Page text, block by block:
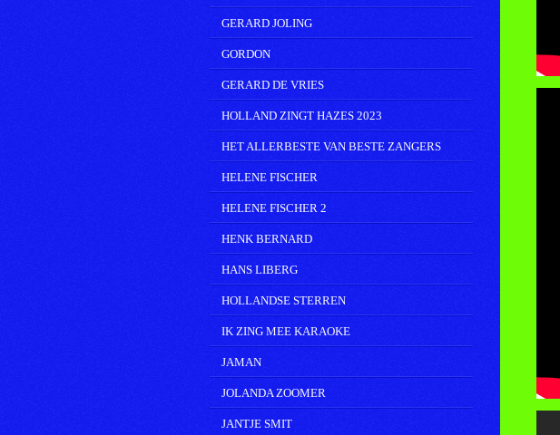
GERARD JOLING
GORDON
GERARD DE VRIES
HOLLAND ZINGT HAZES 2023
HET ALLERBESTE VAN BESTE ZANGERS
HELENE FISCHER
HELENE FISCHER 2
HENK BERNARD
HANS LIBERG
HOLLANDSE STERREN
IK ZING MEE KARAOKE
JAMAN
JOLANDA ZOOMER
JANTJE SMIT